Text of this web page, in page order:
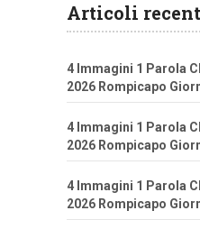
Articoli
4 Immagini 1 Parola
2026 Rompicapo
4 Immagini 1 Parola
2026 Rompicapo
4 Immagini 1 Parola
2026 Rompicapo